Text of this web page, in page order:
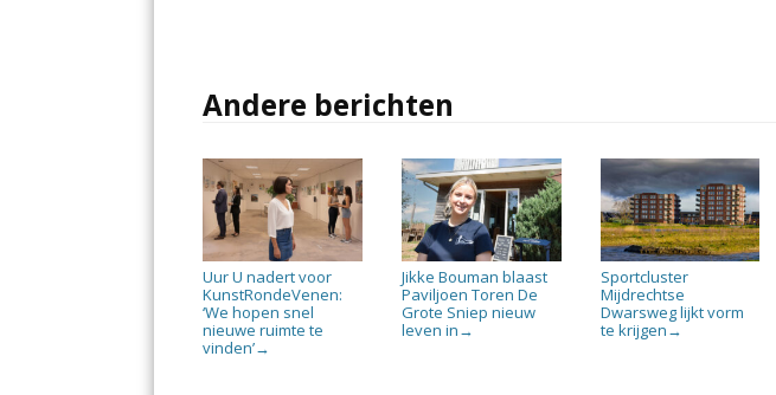
Andere berichten
Uur U nadert voor
KunstRondeVenen:
‘We hopen snel
nieuwe ruimte te
vinden’→
Jikke Bouman blaast
Paviljoen Toren De
Grote Sniep nieuw
leven in →
Sportcluster
Mijdrechtse
Dwarsweg lijkt vorm
te krijgen →